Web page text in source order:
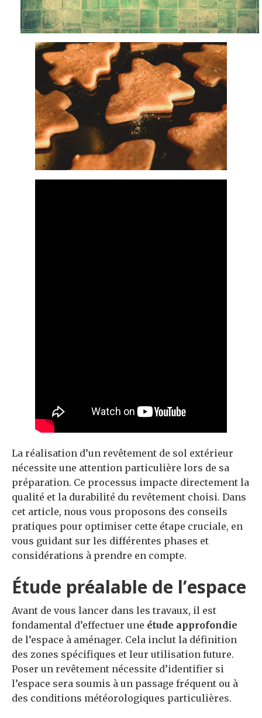
La réalisation d’un revêtement de sol extérieur
nécessite une attention particulière lors de sa
préparation. Ce processus impacte directement la
qualité et la durabilité du revêtement choisi. Dans
cet article, nous vous proposons des conseils
pratiques pour optimiser cette étape cruciale, en
vous guidant sur les différentes phases et
considérations à prendre en compte.
Étude préalable de l’espace
Avant de vous lancer dans les travaux, il est
fondamental d’effectuer une étude approfondie
de l’espace à aménager. Cela inclut la définition
des zones spécifiques et leur utilisation future.
Poser un revêtement nécessite d’identifier si
l’espace sera soumis à un passage fréquent ou à
des conditions météorologiques particulières.